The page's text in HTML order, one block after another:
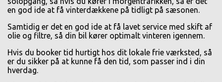
en god ide at få vinterdækkene på tidligt på sæsonen.
Samtidig er det en god ide at få lavet service med skift af
olie og filtre, så din bil kører optimalt vinteren igennem.
Hvis du booker tid hurtigt hos dit lokale frie værksted, så
er du sikker på at kunne få den tid, som passer ind i din
hverdag.